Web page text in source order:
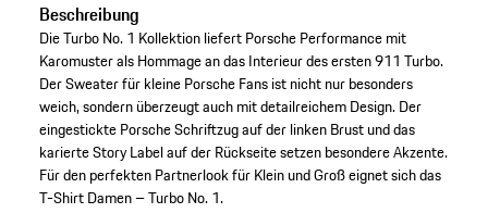
Beschreibung
Die Turbo No. 1 Kollektion liefert Porsche Performance mit
Karomuster als Hommage an das Interieur des ersten 911 Turbo.
Der Sweater für kleine Porsche Fans ist nicht nur besonders
weich, sondern überzeugt auch mit detailreichem Design. Der
eingestickte Porsche Schriftzug auf der linken Brust und das
karierte Story Label auf der Rückseite setzen besondere Akzente.
Für den perfekten Partnerlook für Klein und Groß eignet sich das
T-Shirt Damen – Turbo No. 1.